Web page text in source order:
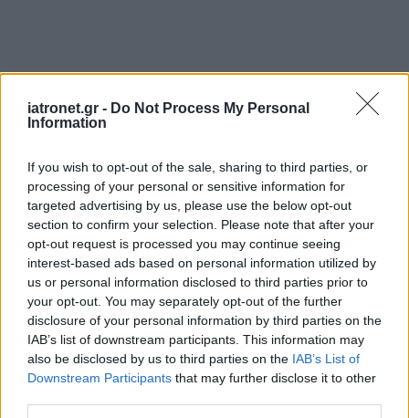
iatronet.gr - Do Not Process My Personal
Information
If you wish to opt-out of the sale, sharing to third parties, or
processing of your personal or sensitive information for
targeted advertising by us, please use the below opt-out
section to confirm your selection. Please note that after your
opt-out request is processed you may continue seeing
interest-based ads based on personal information utilized by
us or personal information disclosed to third parties prior to
your opt-out. You may separately opt-out of the further
disclosure of your personal information by third parties on the
IAB’s list of downstream participants. This information may
also be disclosed by us to third parties on the IAB’s List of
Downstream Participants that may further disclose it to other
ΜΠΕΙΤΕ ΣΤΗ ΣΥΖΗΤΗΣΗ
Loading...
Προσθήκη Σχολίου